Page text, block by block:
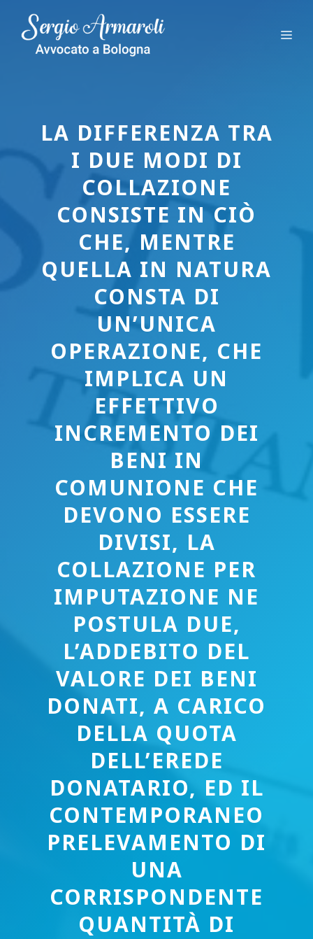
contenuto
LA DIFFERENZA TRA
I DUE MODI DI
COLLAZIONE
CONSISTE IN CIÒ
CHE, MENTRE
QUELLA IN NATURA
CONSTA DI
UN’UNICA
OPERAZIONE, CHE
IMPLICA UN
EFFETTIVO
INCREMENTO DEI
BENI IN
COMUNIONE CHE
DEVONO ESSERE
DIVISI, LA
COLLAZIONE PER
IMPUTAZIONE NE
POSTULA DUE,
L’ADDEBITO DEL
VALORE DEI BENI
DONATI, A CARICO
DELLA QUOTA
DELL’EREDE
DONATARIO, ED IL
CONTEMPORANEO
PRELEVAMENTO DI
UNA
CORRISPONDENTE
QUANTITÀ DI